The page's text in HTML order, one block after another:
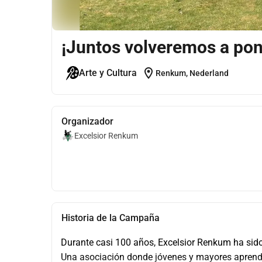
¡Juntos volveremos a
Arte y Cultura location_on Renkum, Nederland
Organizador
Excelsior Renkum
Historia de la Campaña
Durante casi 100 años, Excelsior Renkum ha
Una asociación donde jóvenes y mayores